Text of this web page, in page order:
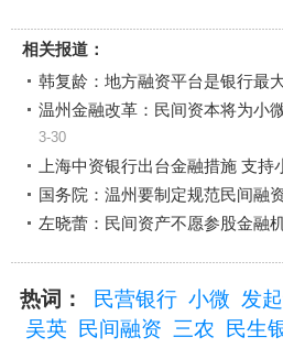
相关报道：
韩复龄：地方融资平台是银行最
温州金融改革：民间资本将为小
3-30
上海中资银行出台金融措施 支持
国务院：温州要制定规范民间融
左晓蕾：民间资产不愿参股金融
热词： 民营银行 小微 发
吴英
民间融资 三农 民生